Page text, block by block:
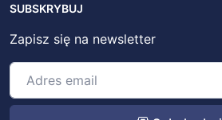
SUBSKRYBUJ
Zapisz się na newsletter